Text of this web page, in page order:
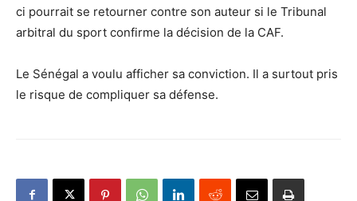
ci pourrait se retourner contre son auteur si le Tribunal
arbitral du sport confirme la décision de la CAF.
Le Sénégal a voulu afficher sa conviction. Il a surtout pris
le risque de compliquer sa défense.